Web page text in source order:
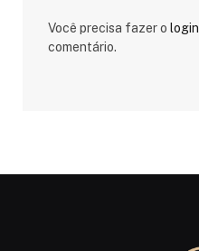
Você precisa fazer o login
comentário.